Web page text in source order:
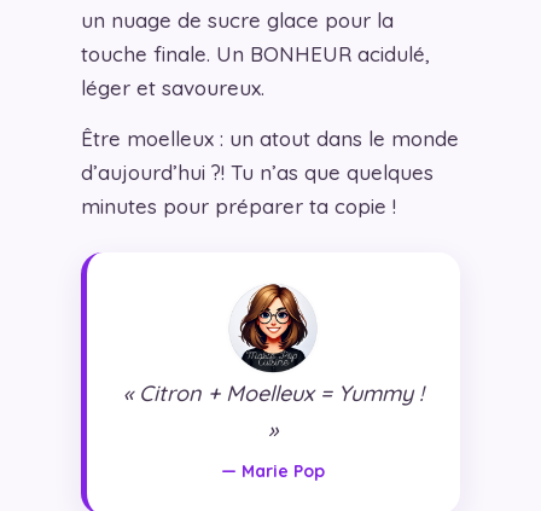
un nuage de sucre glace pour la
touche finale. Un BONHEUR acidulé,
léger et savoureux.
Être moelleux : un atout dans le monde
d’aujourd’hui ?! Tu n’as que quelques
minutes pour préparer ta copie !
« Citron + Moelleux = Yummy !
»
— Marie Pop